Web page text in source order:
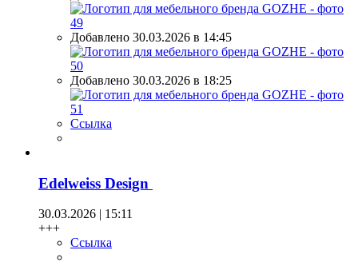
Добавлено 30.03.2026 в 14:45
Добавлено 30.03.2026 в 18:25
Ссылка
Edelweiss Design
30.03.2026 | 15:11
+++
Ссылка